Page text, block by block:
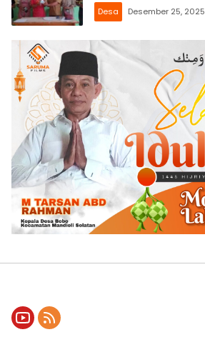
Desa Desember 25, 2025